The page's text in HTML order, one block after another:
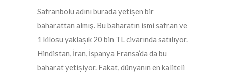
Safranbolu adını burada yetişen bir
baharattan almış. Bu baharatın ismi safran ve
1 kilosu yaklaşık 20 bin TL civarında satılıyor.
Hindistan, İran, İspanya Fransa’da da bu
baharat yetişiyor. Fakat, dünyanın en kaliteli